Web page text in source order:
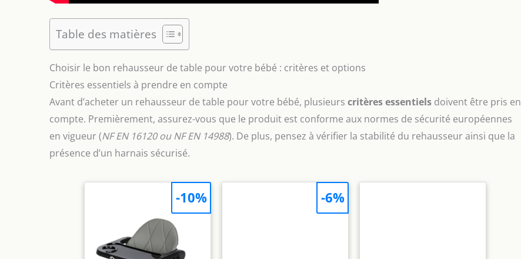
Table des matières
Choisir le bon rehausseur de table pour votre bébé : critères et options
Critères essentiels à prendre en compte
Avant d’acheter un rehausseur de table pour votre bébé, plusieurs critères essentiels doivent être pris en
compte. Premièrement, assurez-vous que le produit est conforme aux normes de sécurité européennes
en vigueur (NF EN 16120 ou NF EN 14988). De plus, pensez à vérifier la stabilité du rehausseur ainsi que la
présence d’un harnais sécurisé.
-10% -6%